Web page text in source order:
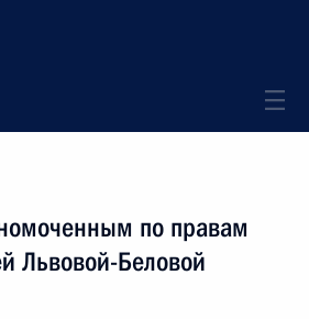
по правам
Львовой-Беловой